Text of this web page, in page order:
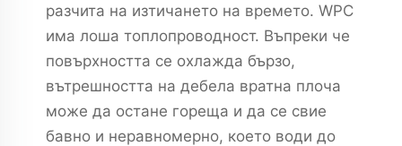
разчита на изтичането на времето. WPC
има лоша топлопроводност. Въпреки че
повърхността се охлажда бързо,
вътрешността на дебела вратна плоча
може да остане гореща и да се свие
бавно и неравномерно, което води до